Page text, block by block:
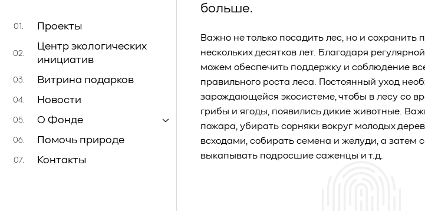
01. Проекты
02.
Центр экологических
инициатив
03. Витрина подарков
04. Новости
05. О Фонде
06. Помочь природе
07. Контакты
больше.
Важно не только посадить лес, но и сохранить
нескольких десятков лет. Благодаря
можем обеспечить поддержку и соблюдение
правильного роста леса. Постоянный уход
зарождающейся экосистеме, чтобы в лесу со
грибы и ягоды, появились дикие животные.
пожара, убирать сорняки вокруг молодых
всходами, собирать семена и желуди, а затем
выкапывать подросшие саженцы и т.д.